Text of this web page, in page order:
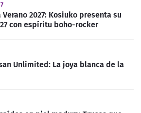
2027: Kosiuko presenta su
con espíritu boho-rocker
Unlimited: La joya blanca de la